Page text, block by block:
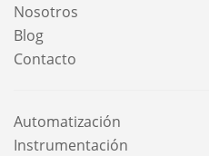
Nosotros
Blog
Contacto
Automatización
Instrumentación